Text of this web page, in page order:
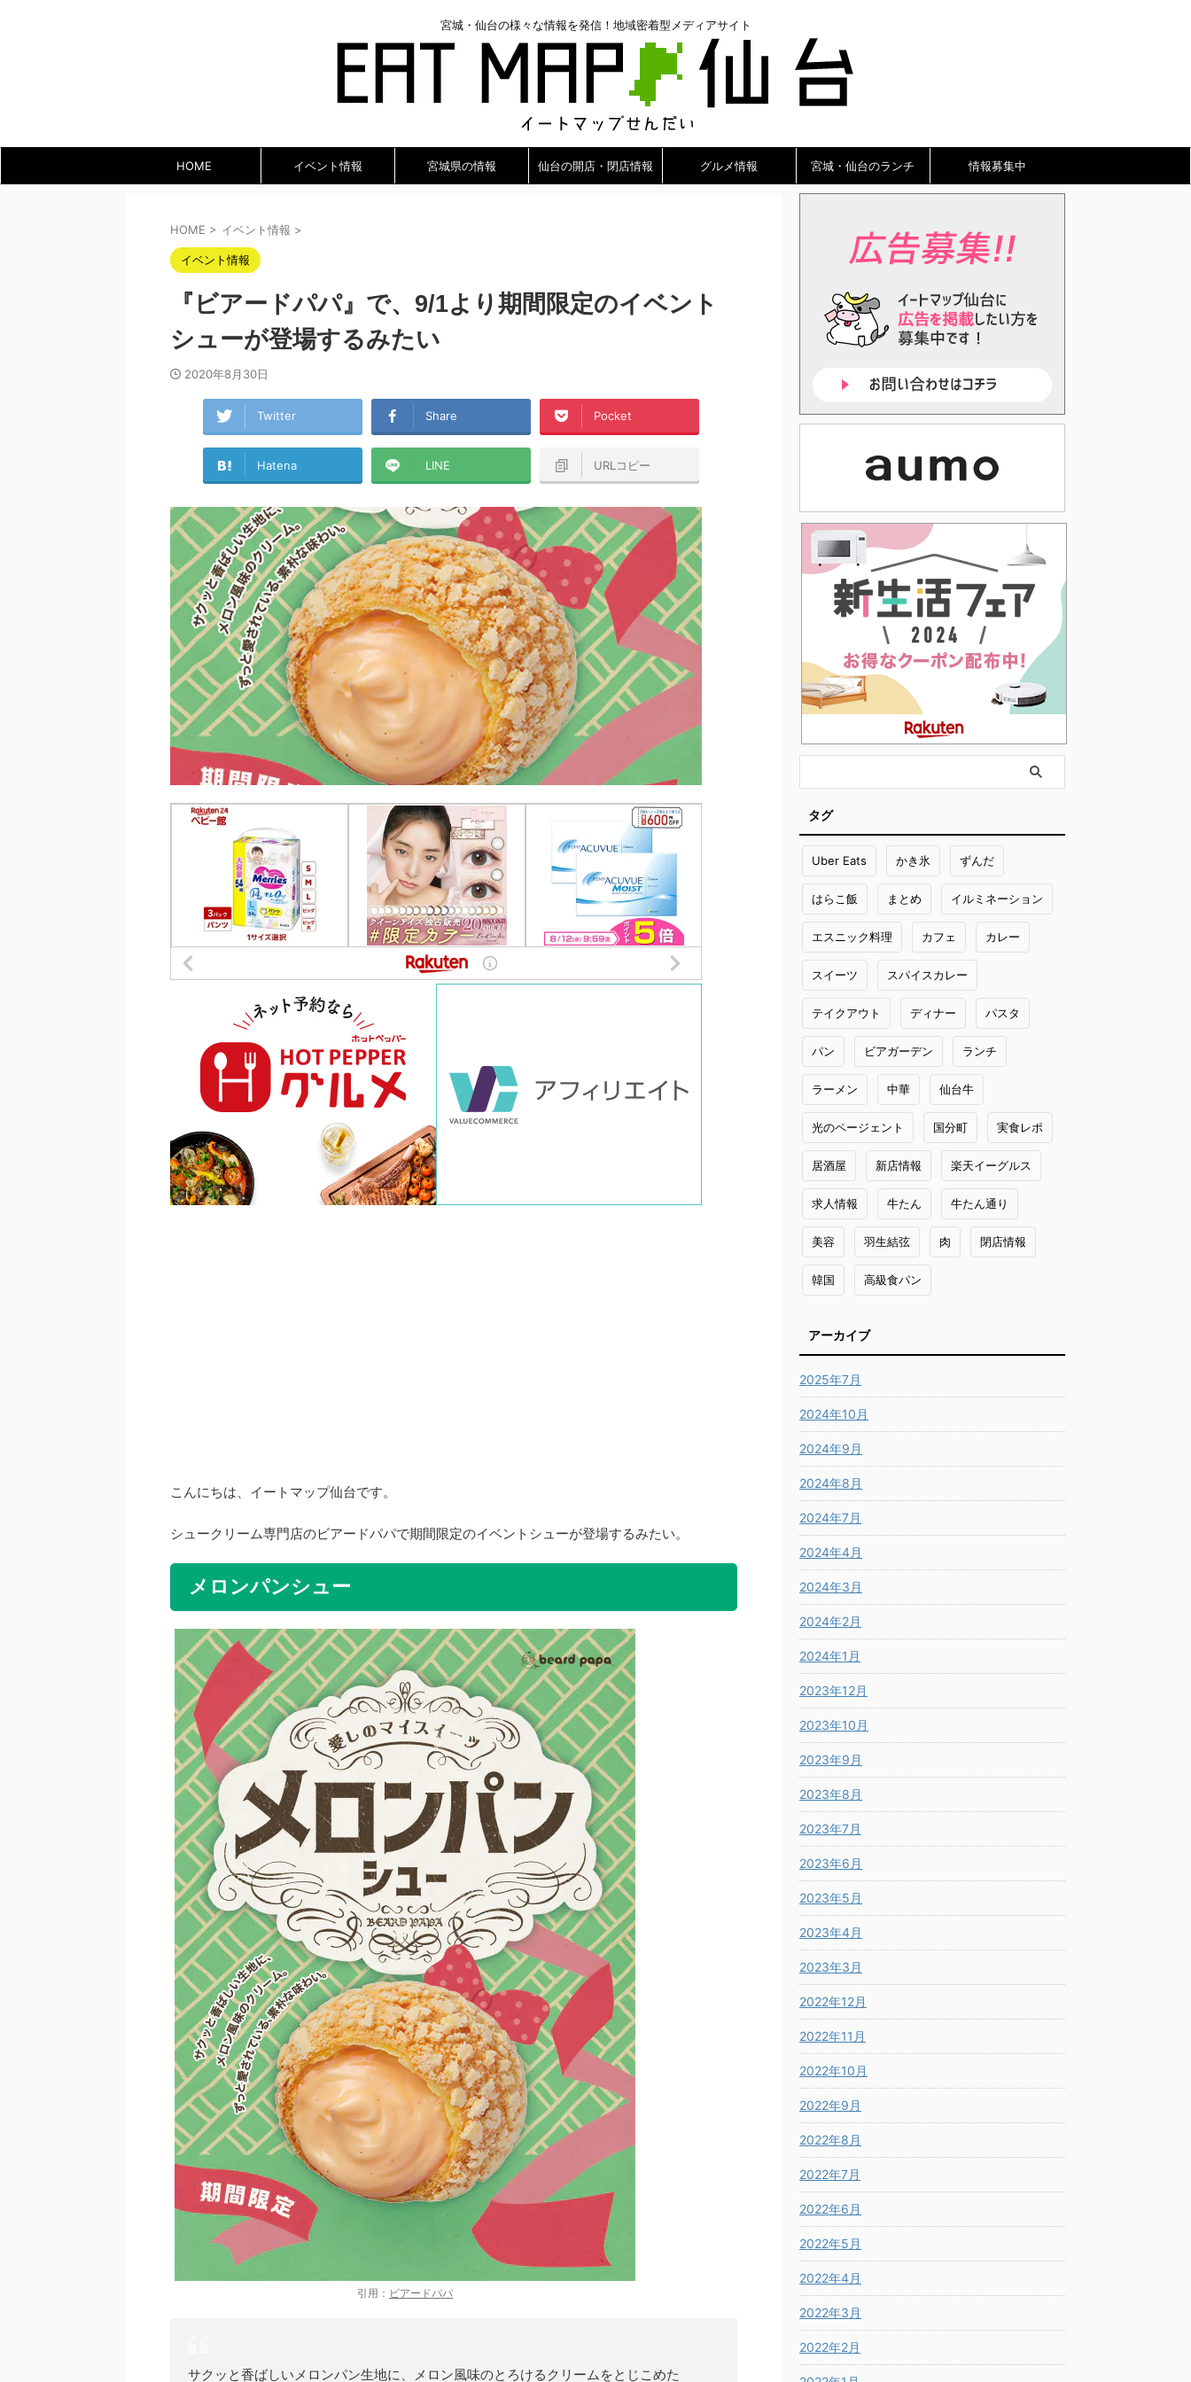
宮城・仙台の様々な情報を発信！地域密着型メディアサイト
HOME イベント情報 宮城県の情報 仙台の開店・閉店情報 グルメ情報 宮城・仙台のランチ 情報募集中
HOME > イベント情報 >
イベント情報
『ビアードパパ』で、9/1より期間限定のイベント
シューが登場するみたい
2020年8月30日
Twitter Share Pocket
Hatena LINE URLコピー
こんにちは、イートマップ仙台です。
シュークリーム専門店のビアードパパで期間限定のイベントシューが登場するみたい。
メロンパンシュー
引用： ビアードパパ
サクッと香ばしいメロンパン生地に、メロン風味のとろけるクリームをとじこめた
タグ
Uber Eats かき氷 ずんだ
はらこ飯 まとめ イルミネーション
エスニック料理 カフェ カレー
スイーツ スパイスカレー
テイクアウト ディナー パスタ
パン ビアガーデン ランチ
ラーメン 中華 仙台牛
光のページェント 国分町 実食レポ
居酒屋 新店情報 楽天イーグルス
求人情報 牛たん 牛たん通り
美容 羽生結弦 肉 閉店情報
韓国 高級食パン
アーカイブ
2025年7月
2024年10月
2024年9月
2024年8月
2024年7月
2024年4月
2024年3月
2024年2月
2024年1月
2023年12月
2023年10月
2023年9月
2023年8月
2023年7月
2023年6月
2023年5月
2023年4月
2023年3月
2022年12月
2022年11月
2022年10月
2022年9月
2022年8月
2022年7月
2022年6月
2022年5月
2022年4月
2022年3月
2022年2月